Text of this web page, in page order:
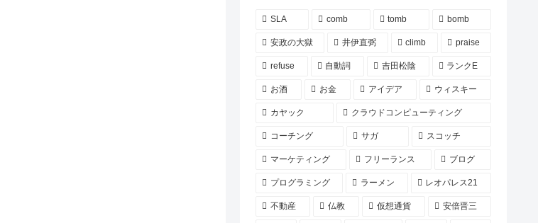
SLA comb tomb bomb
安政の大獄 井伊直弼 climb praise
refuse 自動詞 吉田松陰 ランクE
お酒 お金 アイデア ウィスキー
カヤック クラウドコンピューティング
コーチング サガ スコッチ
マーケティング フリーランス ブログ
プログラミング ラーメン レオパレス21
不動産 仏教 仮想通貨 安倍晋三